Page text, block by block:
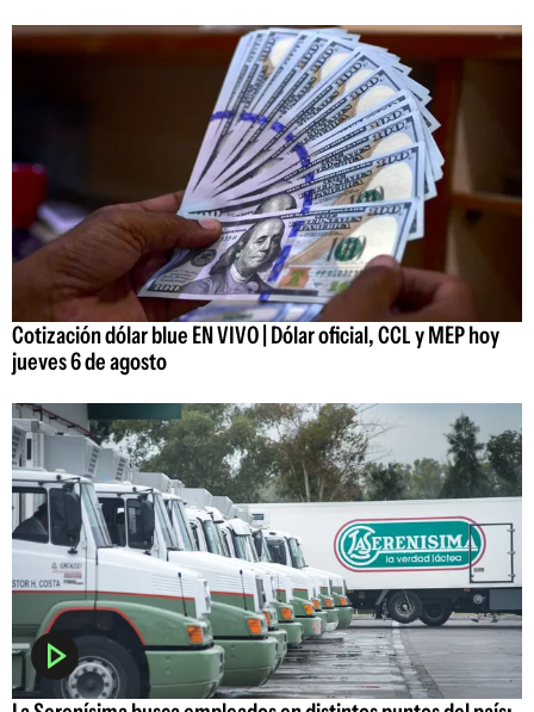
Cotización dólar blue EN VIVO | Dólar oficial, CCL y MEP hoy
jueves 6 de agosto